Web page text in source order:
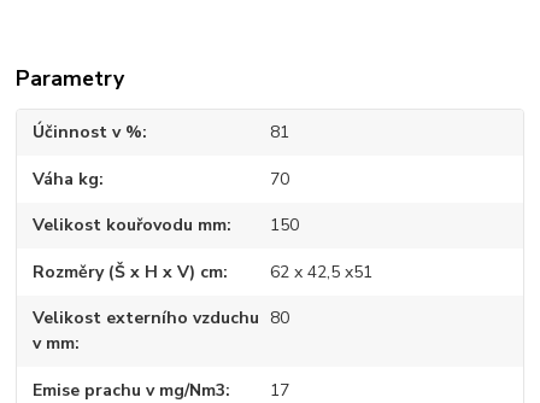
Parametry
Účinnost v % 81
Váha kg 70
Velikost kouřovodu mm 150
Rozměry (Š x H x V) cm 62 x 42,5 x51
Velikost externího vzduchu
v mm
80
Emise prachu v mg/Nm3 17